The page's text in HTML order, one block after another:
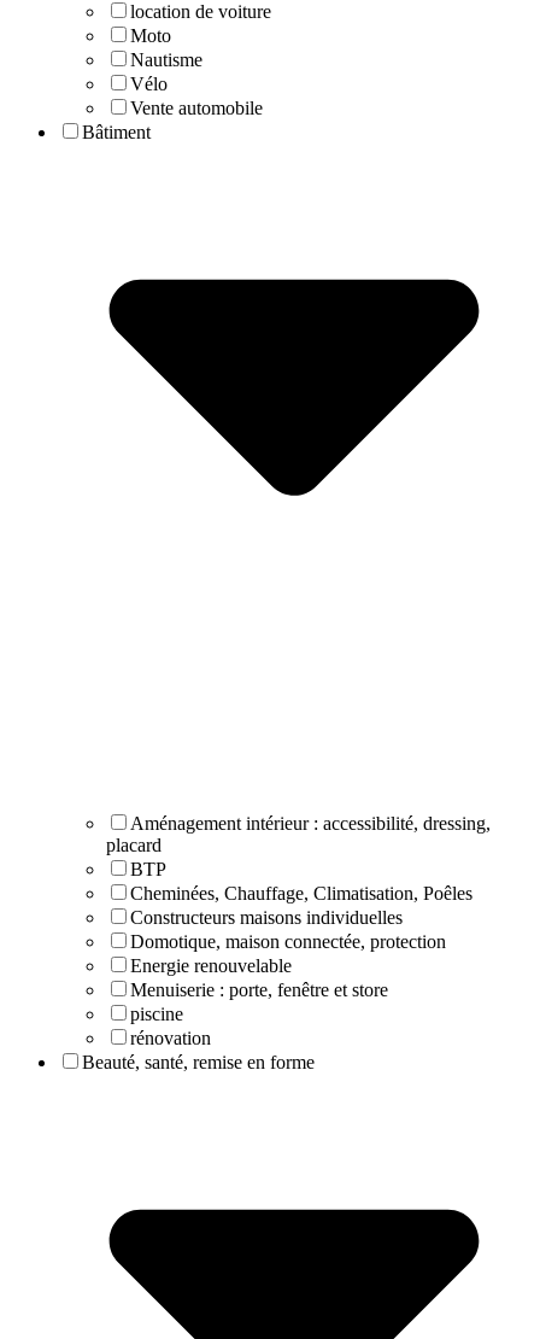
location de voiture
Moto
Nautisme
Vélo
Vente automobile
Bâtiment
Aménagement intérieur : accessibilité, dressing,
placard
BTP
Cheminées, Chauffage, Climatisation, Poêles
Constructeurs maisons individuelles
Domotique, maison connectée, protection
Energie renouvelable
Menuiserie : porte, fenêtre et store
piscine
rénovation
Beauté, santé, remise en forme